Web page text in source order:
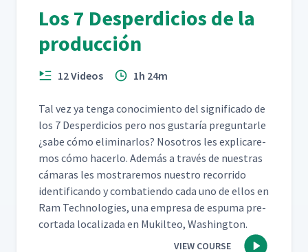
Los 7 Desperdicios de la
producción
12 Videos 1h 24m
Tal vez ya ten­ga conocimien­to del sig­nifi­ca­do de
los 7 Des­perdi­cios pero nos gus­taría pre­gun­tar­le
¿sabe cómo elim­i­nar­los? Nosotros les expli­care­
mos cómo hac­er­lo. Además a través de nues­tras
cámaras les mostraremos nue­stro recor­ri­do
iden­ti­f­i­can­do y com­bat­ien­do cada uno de ellos en
Ram Tech­nolo­gies, una empre­sa de espuma pre-
cor­ta­da local­iza­da en Muk­il­teo, Washington.
VIEW COURSE